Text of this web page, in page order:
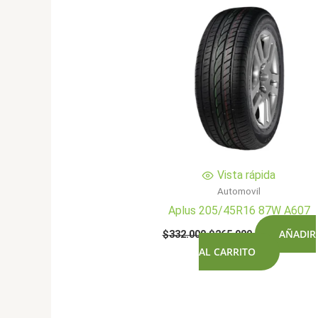
Vista rápida
Automovil
Aplus 205/45R16 87W A607
$332.000El
original
era:
$265.900El
actual
es:
AÑADIR
AL CARRITO